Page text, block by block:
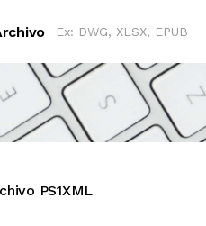
PS1XML